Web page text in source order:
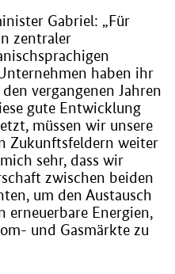
Gabriel: „Für
zentraler
haben ihr
vergangenen Jahren
gute Entwicklung
müssen wir unsere
Zukunftsfeldern weiter
sehr, dass wir
zwischen beiden
um den Austausch
erneuerbare Energien,
und Gasmärkte zu